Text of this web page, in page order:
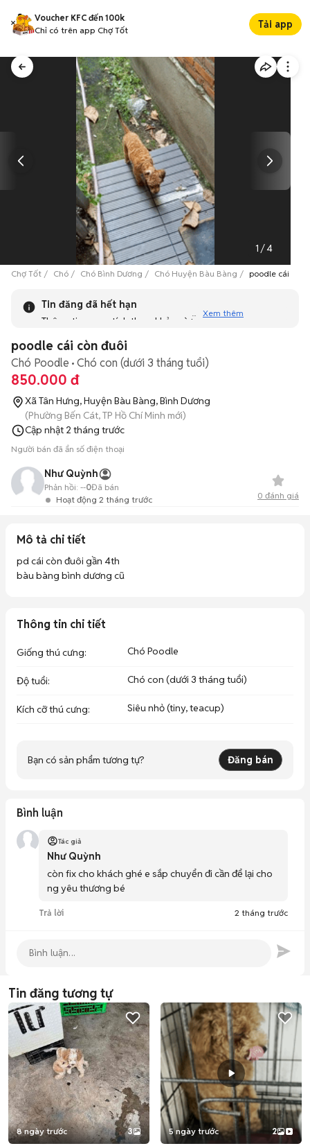
Voucher KFC đến 100k
Chỉ có trên app Chợ Tốt
Tải app
1 /4
Chợ Tốt Chó Chó Bình Dương Chó Huyện Bàu Bàng poodle cái còn
Tin đăng đã hết hạn
Thông tin mang tính tham khảo và bạn không thể liên hệ
tương tự khác dưới đây nhé!
Xem thêm
poodle cái còn đuôi
Chó Poodle Chó con (dưới 3 tháng tuổi)
850.000 đ
Xã Tân Hưng, Huyện Bàu Bàng, Bình Dương
(Phường Bến Cát, TP Hồ Chí Minh mới)
Cập nhật 2 tháng trước
Người bán đã ẩn số điện thoại
Như Quỳnh
Hoạt động 2 tháng trước
Phản hồi: --0Đã bán
0 đánh giá
Mô tả chi tiết
pd cái còn đuôi gần 4th
bàu bàng bình dương cũ
Thông tin chi tiết
Giống thú cưng: Chó Poodle
Độ tuổi: Chó con (dưới 3 tháng tuổi)
Kích cỡ thú cưng: Siêu nhỏ (tiny, teacup)
Bạn có sản phẩm tương tự? Đăng bán
Bình luận
Tác giả
Như Quỳnh
còn fix cho khách ghé e sắp chuyển đi cần để lại cho
ng yêu thương bé
Trả lời 2 tháng trước
Tin đăng tương tự
8 ngày trước 3 5 ngày trước 2